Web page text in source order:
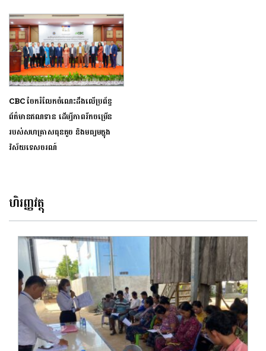
CBC ចែករំលែកចំណេះដឹងលើប្រព័ន្ធ
ព័ត៌មានឥណទាន ដើម្បីភាពរីកចម្រើន
របស់សហគ្រាសធុនតូច និងមធ្យមក្នុង
វិស័យទេសចរណ៍
ហិរញ្ញវត្ថុ